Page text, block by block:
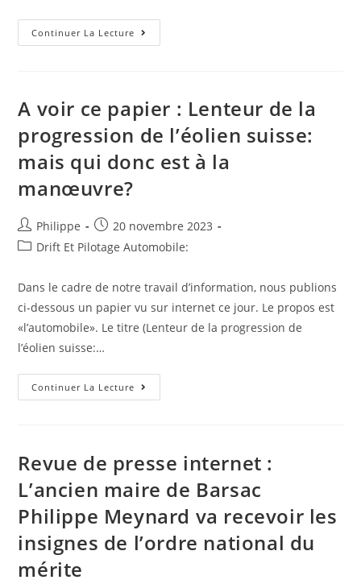
Continuer La Lecture Cela
Se
Tina
Hausmann
Représentera
Aston
Martin
En
A voir ce papier : Lenteur de la
progression de l’éolien suisse:
mais qui donc est à la
manœuvre?
Auteur/autrice
de
Philippe
Post
published:
20 novembre 2023
PostDrift Et Pilotage Automobile:
Dans le cadre de notre travail d’information, nous publions
ci-dessous un papier vu sur internet ce jour. Le propos est
«l’automobile». Le titre (Lenteur de la progression de
l’éolien suisse:…
Continuer La Lecture A
Voir
La
De
L’éolien
Suisse:
Mais
Qui
Donc
Revue de presse internet :
L’ancien maire de Barsac
Philippe Meynard va recevoir les
insignes de l’ordre national du
mérite